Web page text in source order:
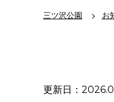
三ツ沢公園 お
更新日：